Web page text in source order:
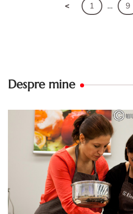
1
… 9
Despre mine